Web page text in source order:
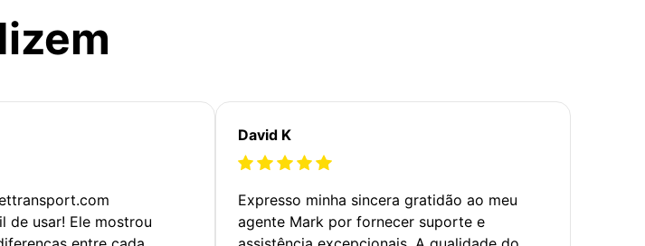
de usar! Ele mostrou
David K
Expresso minha sincera gratidão ao meu
agente Mark por fornecer suporte e